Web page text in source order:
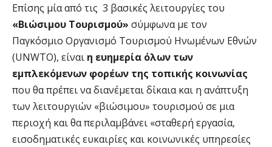
Επίσης μία από τις 3 βασικές λειτουργίες του
«Βιώσιµου Τουρισµού» σύµφωνα µε τον
Παγκόσµιο Οργανισµό Τουρισµού Ηνωµένων Εθνών
(UNWTO), είναι η ευηµερία όλων των
εµπλεκόµενων φορέων της τοπικής κοινωνίας
που θα πρέπει να διανέµεται δίκαια και η ανάπτυξη
των λειτουργιών «βιώσιµου» τουρισµού σε µια
περιοχή και θα περιλαµβάνει «σταθερή εργασία,
εισοδηµατικές ευκαιρίες και κοινωνικές υπηρεσίες